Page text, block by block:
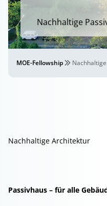
Nachhaltige
MOE-Fellowship
Nachhaltige Architektur
Passivhaus – für alle